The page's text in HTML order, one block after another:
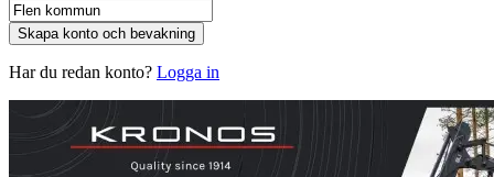
Skapa konto och bevakning
Har du redan konto? Logga in